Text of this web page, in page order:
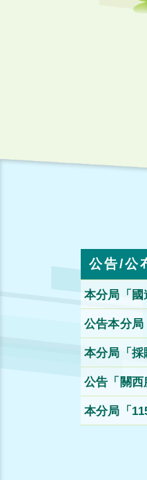
公告/公
本分局「國
公告本分局
作」第2次
本分局「採
開取得報
公告「關西
標公告。
本分局「
次公開招